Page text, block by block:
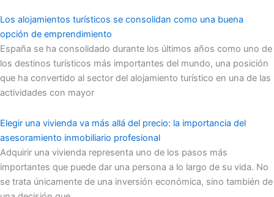
Los alojamientos turísticos se consolidan como una buena
opción de emprendimiento
España se ha consolidado durante los últimos años como uno de
los destinos turísticos más importantes del mundo, una posición
que ha convertido al sector del alojamiento turístico en una de las
actividades con mayor
Elegir una vivienda va más allá del precio: la importancia del
asesoramiento inmobiliario profesional
Adquirir una vivienda representa uno de los pasos más
importantes que puede dar una persona a lo largo de su vida. No
se trata únicamente de una inversión económica, sino también de